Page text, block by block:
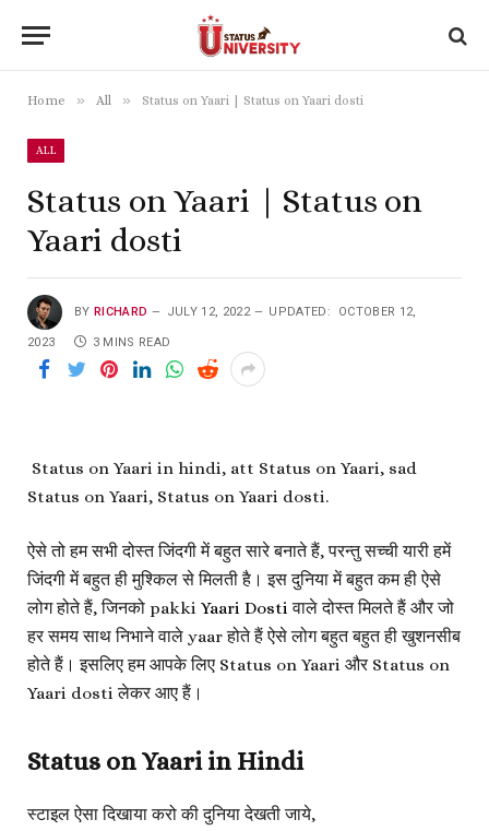
Home » All » Status on Yaari | Status on Yaari dosti
ALL
Status on Yaari | Status on
Yaari dosti
BY RICHARD JULY 12, 2022 UPDATED: OCTOBER 12,
2023 3 MINS READ
Status on Yaari in hindi, att Status on Yaari, sad
Status on Yaari, Status on Yaari dosti.
ऐसे तो हम सभी दोस्त जिंदगी में बहुत सारे बनाते हैं, परन्तु सच्ची यारी हमें
जिंदगी में बहुत ही मुश्किल से मिलती है। इस दुनिया में बहुत कम ही ऐसे
लोग होते हैं, जिनको pakki Yaari Dostiवाले दोस्त मिलते हैं और जो
हर समय साथ निभाने वाले yaar होते हैं ऐसे लोग बहुत बहुत ही खुशनसीब
होते हैं। इसलिए हम आपके लिए Status on Yaari और Status on
Yaari dosti लेकर आए हैं।
Status on Yaari in Hindi
स्टाइल ऐसा दिखाया करो की दुनिया देखती जाये,